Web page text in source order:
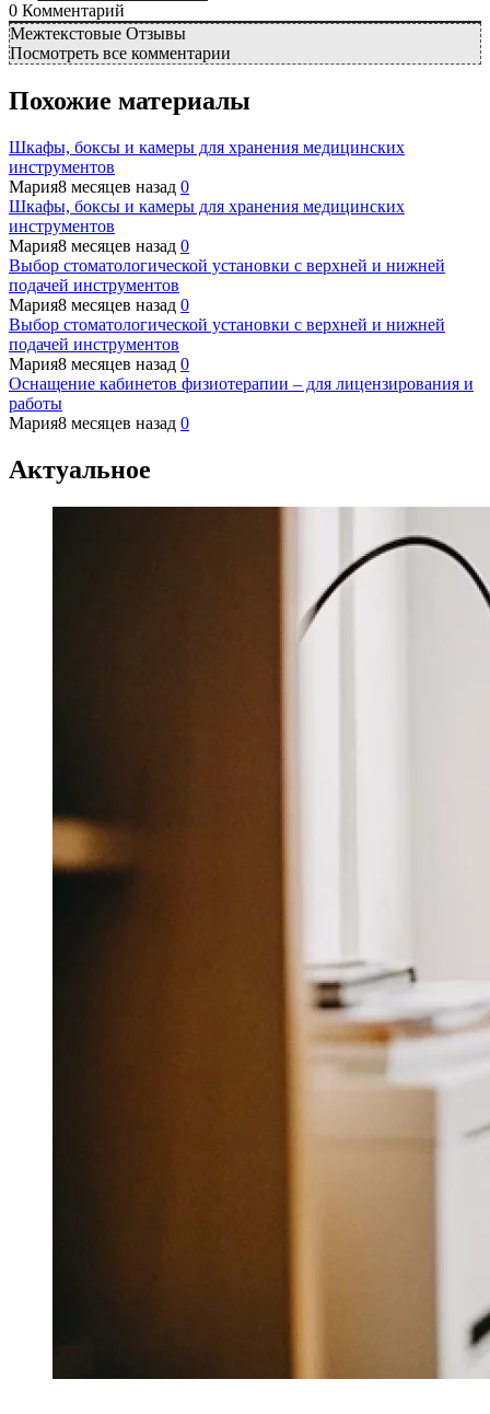
0 Комментарий
Межтекстовые Отзывы
Посмотреть все комментарии
Похожие материалы
Шкафы, боксы и камеры для хранения медицинских
инструментов
Мария8 месяцев назад 0
Шкафы, боксы и камеры для хранения медицинских
инструментов
Мария8 месяцев назад 0
Выбор стоматологической установки с верхней и нижней
подачей инструментов
Мария8 месяцев назад 0
Выбор стоматологической установки с верхней и нижней
подачей инструментов
Мария8 месяцев назад 0
Оснащение кабинетов физиотерапии – для лицензирования и
работы
Мария8 месяцев назад 0
Актуальное